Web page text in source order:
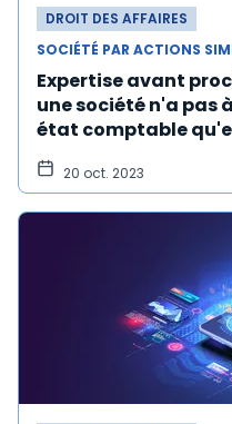
DROIT DES AFFAIRES
SOCIÉTÉ PAR ACTIONS
Expertise avant
une société n'a pas
état comptable
pas
20 oct. 2023